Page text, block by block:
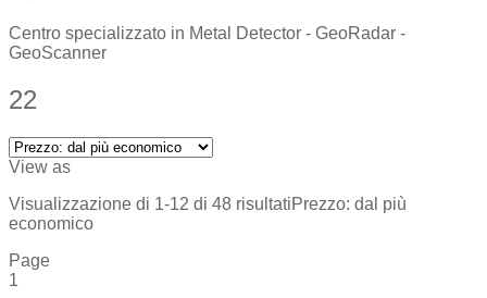
Centro specializzato in Metal Detector - GeoRadar -
GeoScanner
22
View as
Visualizzazione di 1-12 di 48 risultatiPrezzo: dal più
economico
Page
1